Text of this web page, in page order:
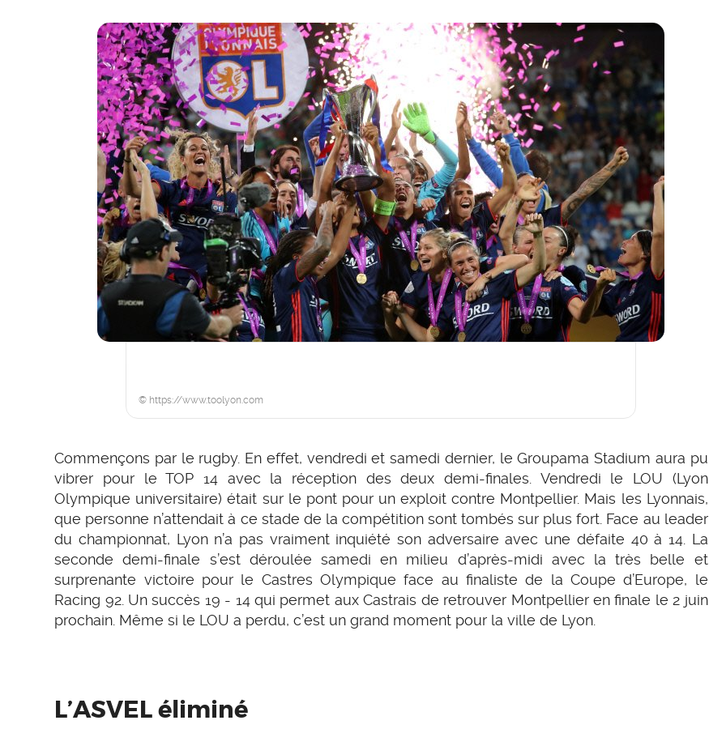
© https://www.toolyon.com
Commençons par le rugby. En effet, vendredi et samedi dernier, le Groupama Stadium aura pu
vibrer pour le TOP 14 avec la réception des deux demi-finales. Vendredi le LOU (Lyon
Olympique universitaire) était sur le pont pour un exploit contre Montpellier. Mais les Lyonnais,
que personne n’attendait à ce stade de la compétition sont tombés sur plus fort. Face au leader
du championnat, Lyon n’a pas vraiment inquiété son adversaire avec une défaite 40 à 14. La
seconde demi-finale s’est déroulée samedi en milieu d’après-midi avec la très belle et
surprenante victoire pour le Castres Olympique face au finaliste de la Coupe d’Europe, le
Racing 92. Un succès 19 - 14 qui permet aux Castrais de retrouver Montpellier en finale le 2 juin
prochain. Même si le LOU a perdu, c’est un grand moment pour la ville de Lyon.
L’ASVEL éliminé